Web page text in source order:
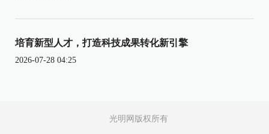
培育新型人才，打造科技成果转化新引擎
2026-07-28 04:25
光明网版权所有